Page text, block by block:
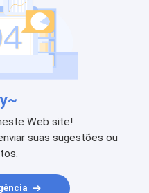
Web site!
suas sugestões ou